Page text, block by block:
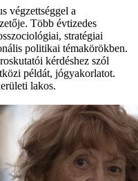
végzettséggel a
Több évtizedes
stratégiai
politikai témakörökben.
kérdéshez szól
példát, jógyakorlatot.
lakos.